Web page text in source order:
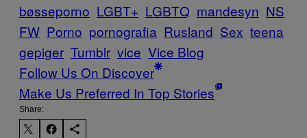
bøsseporno LGBT+ LGBTQ mandesyn NS
FW Porno pornografia Rusland Sex teena
gepiger Tumblr vice Vice Blog
Follow Us On Discover
Make Us Preferred In Top Stories
Share: